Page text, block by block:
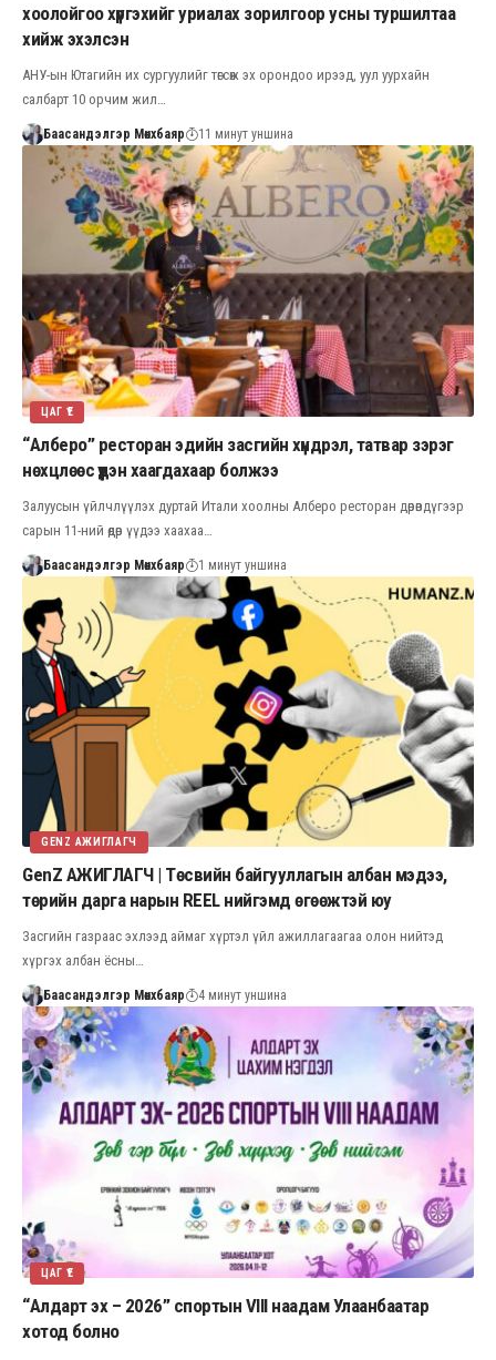
хоолойгоо хүргэхийг уриалах зорилгоор усны туршилтаа
хийж эхэлсэн
АНУ-ын Ютагийн их сургуулийг төгсөж эх орондоо ирээд, уул уурхайн
салбарт 10 орчим жил…
Баасандэлгэр Мөнхбаяр 11 минут уншина
ЦАГ ҮЕ
“Алберо” ресторан эдийн засгийн хүндрэл, татвар зэрэг
нөхцлөөс үүдэн хаагдахаар болжээ
Залуусын үйлчлүүлэх дуртай Итали хоолны Алберо ресторан дөрөвдүгээр
сарын 11-ний өдөр үүдээ хаахаа…
Баасандэлгэр Мөнхбаяр 1 минут уншина
GENZ АЖИГЛАГЧ
GenZ АЖИГЛАГЧ | Төсвийн байгууллагын албан мэдээ,
төрийн дарга нарын REEL нийгэмд өгөөжтэй юу
Засгийн газраас эхлээд аймаг хүртэл үйл ажиллагаагаа олон нийтэд
хүргэх албан ёсны…
Баасандэлгэр Мөнхбаяр 4 минут уншина
ЦАГ ҮЕ
“Алдарт эх – 2026” спортын VIII наадам Улаанбаатар
хотод болно